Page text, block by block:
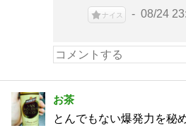
ナイス 08/24
お茶
とんでもない爆発力を秘